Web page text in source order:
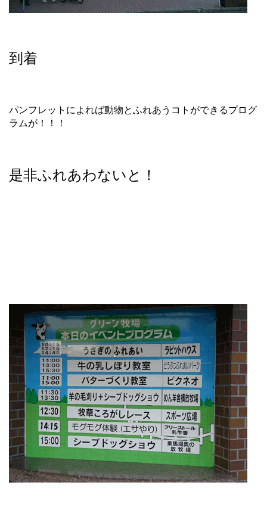
到着
パンフレットによれば動物とふれあうコトができるプログ
ラムが！！！
是非ふれあわないと！